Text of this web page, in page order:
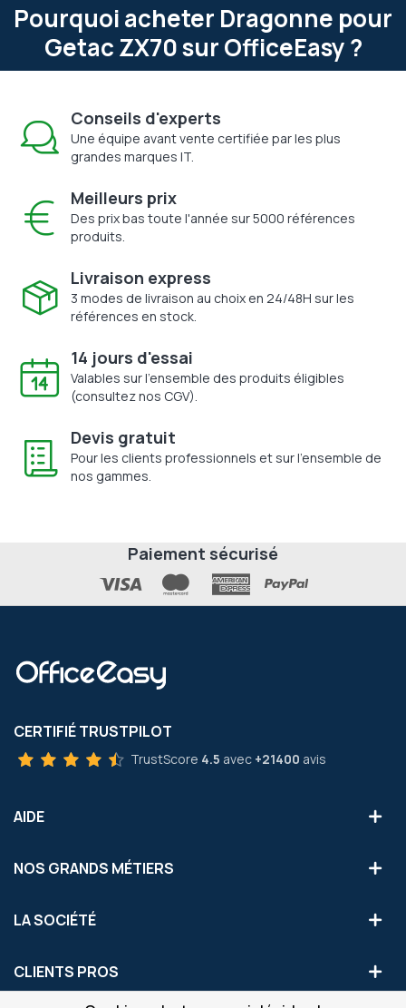
Pourquoi acheter Dragonne pour
Getac ZX70 sur OfficeEasy ?
Conseils d'experts
Une équipe avant vente certifiée par les plus
grandes marques IT.
Meilleurs prix
Des prix bas toute l'année sur 5000 références
produits.
Livraison express
3 modes de livraison au choix en 24/48H sur les
références en stock.
14 jours d'essai
Valables sur l'ensemble des produits éligibles
(consultez nos CGV).
Devis gratuit
Pour les clients professionnels et sur l'ensemble de
nos gammes.
Paiement sécurisé
CERTIFIÉ TRUSTPILOT
TrustScore 4.5 avec +21400 avis
AIDE
NOS GRANDS MÉTIERS
LA SOCIÉTÉ
CLIENTS PROS